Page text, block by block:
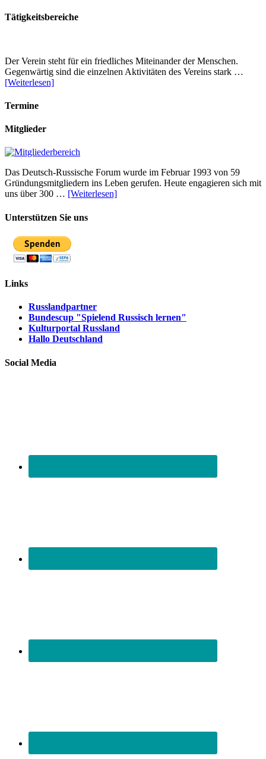
Tätigkeitsbereiche
Der Verein steht für ein friedliches Miteinander der Menschen.
Gegenwärtig sind die einzelnen Aktivitäten des Vereins stark …
[Weiterlesen]
Termine
Mitglieder
Das Deutsch-Russische Forum wurde im Februar 1993 von 59
Gründungsmitgliedern ins Leben gerufen. Heute engagieren sich mit
uns über 300 … [Weiterlesen]
Unterstützen Sie uns
Links
Russlandpartner
Bundescup "Spielend Russisch lernen"
Kulturportal Russland
Hallo Deutschland
Social Media